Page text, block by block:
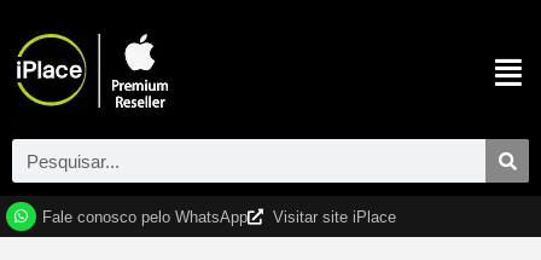
Fale conosco pelo WhatsApp Visitar site iPlace